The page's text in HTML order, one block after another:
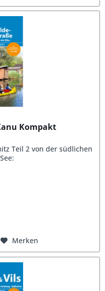
Kompakt
Teil 2 von der südlichen
Merken